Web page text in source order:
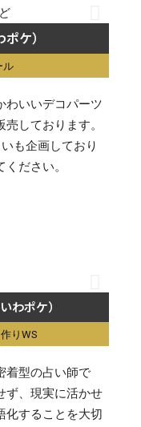
ケ）
ル
わいいデコパーツ
しております。
も企画しており
ださい。
わポケ）
りWS
着型の占い師で
ず、現実に活かせ
化することを大切